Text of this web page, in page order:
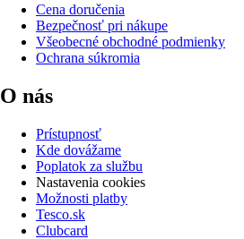
Cena doručenia
Bezpečnosť pri nákupe
Všeobecné obchodné podmienky
Ochrana súkromia
O nás
Prístupnosť
Kde dovážame
Poplatok za službu
Nastavenia cookies
Možnosti platby
Tesco.sk
Clubcard